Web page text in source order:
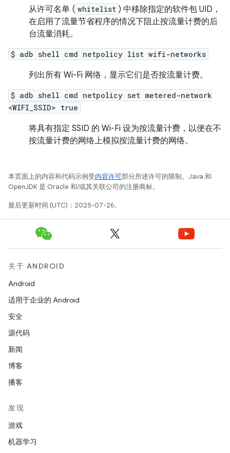
从许可名单 ( whitelist ) 中移除指定的软件包 UID，
在启用了流量节省程序的情况下阻止按流量计费的后
台流量消耗。
$ adb shell cmd netpolicy list wifi-networks
列出所有 Wi-Fi 网络，显示它们是否按流量计费。
$ adb shell cmd netpolicy set metered-network
<WIFI_SSID> true
将具有指定 SSID 的 Wi-Fi 设为按流量计费，以便在不
按流量计费的网络上模拟按流量计费的网络。
本页面上的内容和代码示例受内容许可部分所述许可的限制。Java 和
OpenJDK 是 Oracle 和/或其关联公司的注册商标。
最后更新时间 (UTC)：2025-07-26。
关于 ANDROID
Android
适用于企业的 Android
安全
源代码
新闻
博客
播客
发现
游戏
机器学习